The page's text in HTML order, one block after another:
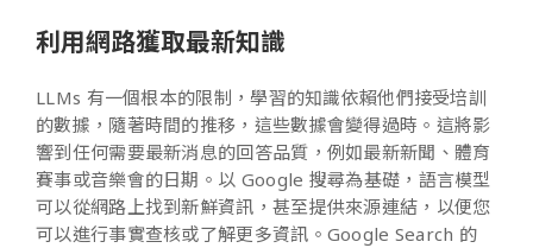
利用網路獲取最新知識
LLMs 有一個根本的限制，學習的知識依賴他們接受培訓
的數據，隨著時間的推移，這些數據會變得過時。這將影
響到任何需要最新消息的回答品質，例如最新新聞、體育
賽事或音樂會的日期。以 Google 搜尋為基礎，語言模型
可以從網路上找到新鮮資訊，甚至提供來源連結，以便您
可以進行事實查核或了解更多資訊。Google Search 的